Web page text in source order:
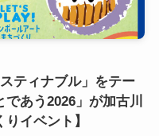
ティナブル」をテー
あう2026」が加古川
イベント】